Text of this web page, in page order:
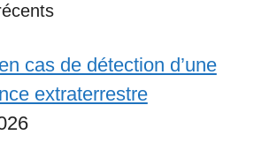
cas de détection d’une
extraterrestre